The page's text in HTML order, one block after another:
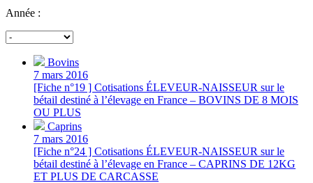
Année :
Bovins
7 mars 2016
[Fiche n°19 ] Cotisations ÉLEVEUR-NAISSEUR sur le
bétail destiné à l’élevage en France – BOVINS DE 8 MOIS
OU PLUS
Caprins
7 mars 2016
[Fiche n°24 ] Cotisations ÉLEVEUR-NAISSEUR sur le
bétail destiné à l’élevage en France – CAPRINS DE 12KG
ET PLUS DE CARCASSE